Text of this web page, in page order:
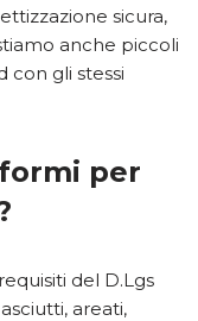
sicura,
anche piccoli
con gli stessi
per
del D.Lgs
areati,